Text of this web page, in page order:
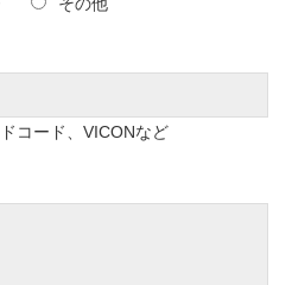
コード、VICONなど